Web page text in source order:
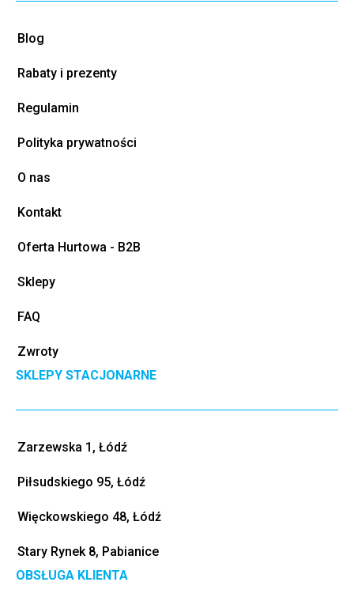
Blog
Rabaty i prezenty
Regulamin
Polityka prywatności
O nas
Kontakt
Oferta Hurtowa - B2B
Sklepy
FAQ
Zwroty
SKLEPY STACJONARNE
Zarzewska 1, Łódź
Piłsudskiego 95, Łódź
Więckowskiego 48, Łódź
Stary Rynek 8, Pabianice
OBSŁUGA KLIENTA